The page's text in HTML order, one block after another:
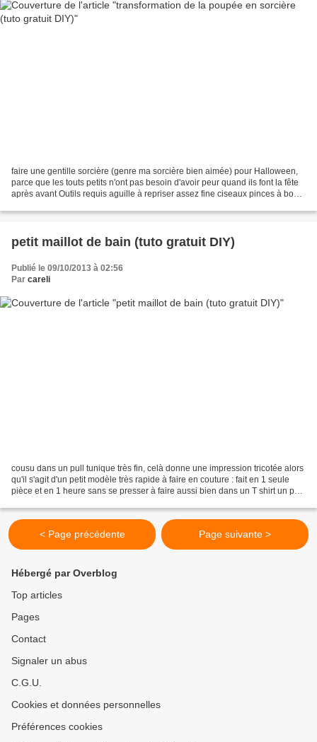
faire une gentille sorcière (genre ma sorcière bien aimée) pour Halloween,
parce que les touts petits n'ont pas besoin d'avoir peur quand ils font la fête
après avant Outils requis aguille à repriser assez fine ciseaux pinces à bout
petit maillot de bain (tuto gratuit DIY)
Publié le 09/10/2013 à 02:56
Par careli
cousu dans un pull tunique très fin, celà donne une impression tricotée alors
qu'il s'agit d'un petit modèle très rapide à faire en couture : fait en 1 seule
pièce et en 1 heure sans se presser à faire aussi bien dans un T shirt un peu
< Page précédente Page suivante >
Hébergé par Overblog
Top articles
Pages
Contact
Signaler un abus
C.G.U.
Cookies et données personnelles
Préférences cookies